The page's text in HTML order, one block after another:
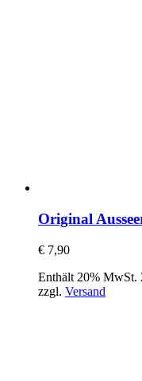
Original
€ 7,90
Enthält 20% MwSt.
zzgl. Versand